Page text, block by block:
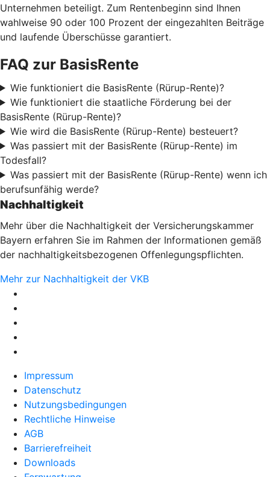
Unternehmen beteiligt. Zum Rentenbeginn sind Ihnen
wahlweise 90 oder 100 Prozent der eingezahlten Beiträge
und laufende Überschüsse garantiert.
FAQ zur BasisRente
Wie funktioniert die BasisRente (Rürup-Rente)?
Wie funktioniert die staatliche Förderung bei der
BasisRente (Rürup-Rente)?
Wie wird die BasisRente (Rürup-Rente) besteuert?
Was passiert mit der BasisRente (Rürup-Rente) im
Todesfall?
Was passiert mit der BasisRente (Rürup-Rente) wenn ich
berufsunfähig werde?
Nachhaltigkeit
Mehr über die Nachhaltigkeit der Versicherungskammer
Bayern erfahren Sie im Rahmen der Informationen gemäß
der nachhaltigkeitsbezogenen Offenlegungspflichten.
Mehr zur Nachhaltigkeit der VKB
Impressum
Datenschutz
Nutzungsbedingungen
Rechtliche Hinweise
AGB
Barrierefreiheit
Downloads